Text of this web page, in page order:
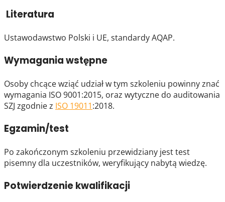
Literatura
Ustawodawstwo Polski i UE, standardy AQAP.
Wymagania wstępne
Osoby chcące wziąć udział w tym szkoleniu powinny znać
wymagania ISO 9001:2015, oraz wytyczne do auditowania
SZJ zgodnie z ISO 19011:2018.
Egzamin/test
Po zakończonym szkoleniu przewidziany jest test
pisemny dla uczestników, weryfikujący nabytą wiedzę.
Potwierdzenie kwalifikacji